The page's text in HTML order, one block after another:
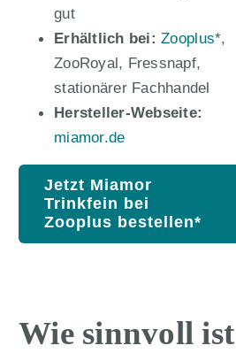
gut
Erhältlich bei:Zooplus*,
ZooRoyal, Fressnapf,
stationärer Fachhandel
Hersteller-Webseite:
miamor.de
Jetzt Miamor
Trinkfein bei
Zooplus bestellen*
Wie sinnvoll ist